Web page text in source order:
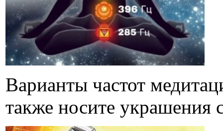
Варианты частот
также носите украшения